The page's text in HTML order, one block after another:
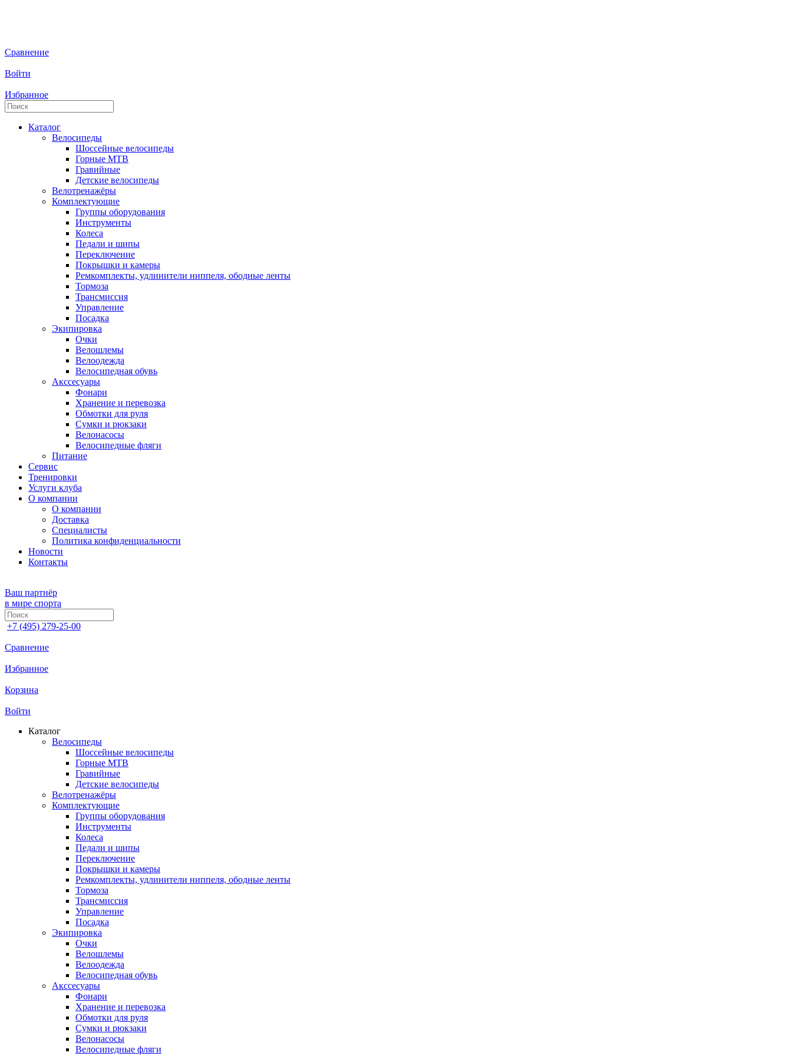
Сравнение
Войти
Избранное
Каталог
Велосипеды
Шоссейные велосипеды
Горные МTB
Гравийные
Детские велосипеды
Велотренажёры
Комплектующие
Группы оборудования
Инструменты
Колеса
Педали и шипы
Переключение
Покрышки и камеры
Ремкомплекты, удлинители ниппеля, ободные ленты
Тормоза
Трансмиссия
Управление
Посадка
Экипировка
Очки
Велошлемы
Велоодежда
Велосипедная обувь
Акссесуары
Фонари
Хранение и перевозка
Обмотки для руля
Сумки и рюкзаки
Велонасосы
Велосипедные фляги
Питание
Сервис
Тренировки
Услуги клуба
О компании
О компании
Доставка
Специалисты
Политика конфиденциальности
Новости
Контакты
Ваш партнёр
в мире спорта
+7 (495) 279-25-00
Сравнение
Избранное
Корзина
Войти
Каталог
Велосипеды
Шоссейные велосипеды
Горные МTB
Гравийные
Детские велосипеды
Велотренажёры
Комплектующие
Группы оборудования
Инструменты
Колеса
Педали и шипы
Переключение
Покрышки и камеры
Ремкомплекты, удлинители ниппеля, ободные ленты
Тормоза
Трансмиссия
Управление
Посадка
Экипировка
Очки
Велошлемы
Велоодежда
Велосипедная обувь
Акссесуары
Фонари
Хранение и перевозка
Обмотки для руля
Сумки и рюкзаки
Велонасосы
Велосипедные фляги